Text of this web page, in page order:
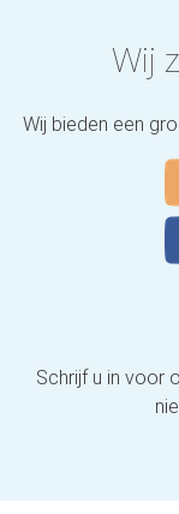
Wij
Wij bieden een
Schrijf u in voor